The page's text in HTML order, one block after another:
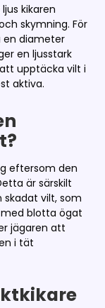
kikaren
skymning. För
en diameter
en ljusstark
upptäcka vilt i
aktiva.
eftersom den
är särskilt
vilt, som
blotta ögat
jägaren att
i tät